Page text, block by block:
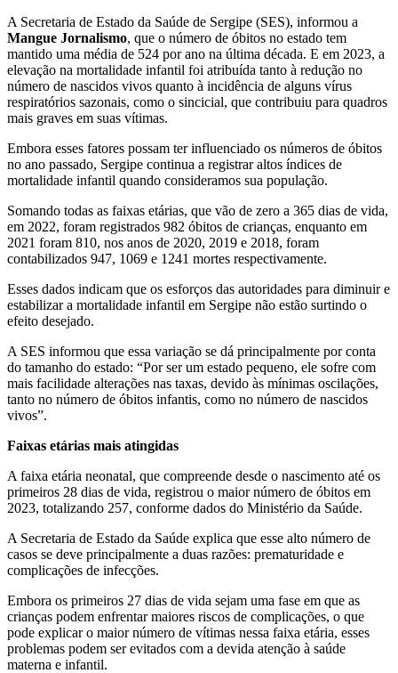
A Secretaria de Estado da Saúde de Sergipe (SES), informou a
Mangue Jornalismo, que o número de óbitos no estado tem
mantido uma média de 524 por ano na última década. E em 2023, a
elevação na mortalidade infantil foi atribuída tanto à redução no
número de nascidos vivos quanto à incidência de alguns vírus
respiratórios sazonais, como o sincicial, que contribuiu para quadros
mais graves em suas vítimas.
Embora esses fatores possam ter influenciado os números de óbitos
no ano passado, Sergipe continua a registrar altos índices de
mortalidade infantil quando consideramos sua população.
Somando todas as faixas etárias, que vão de zero a 365 dias de vida,
em 2022, foram registrados 982 óbitos de crianças, enquanto em
2021 foram 810, nos anos de 2020, 2019 e 2018, foram
contabilizados 947, 1069 e 1241 mortes respectivamente.
Esses dados indicam que os esforços das autoridades para diminuir e
estabilizar a mortalidade infantil em Sergipe não estão surtindo o
efeito desejado.
A SES informou que essa variação se dá principalmente por conta
do tamanho do estado: “Por ser um estado pequeno, ele sofre com
mais facilidade alterações nas taxas, devido às mínimas oscilações,
tanto no número de óbitos infantis, como no número de nascidos
vivos”.
Faixas etárias mais atingidas
A faixa etária neonatal, que compreende desde o nascimento até os
primeiros 28 dias de vida, registrou o maior número de óbitos em
2023, totalizando 257, conforme dados do Ministério da Saúde.
A Secretaria de Estado da Saúde explica que esse alto número de
casos se deve principalmente a duas razões: prematuridade e
complicações de infecções.
Embora os primeiros 27 dias de vida sejam uma fase em que as
crianças podem enfrentar maiores riscos de complicações, o que
pode explicar o maior número de vítimas nessa faixa etária, esses
problemas podem ser evitados com a devida atenção à saúde
materna e infantil.